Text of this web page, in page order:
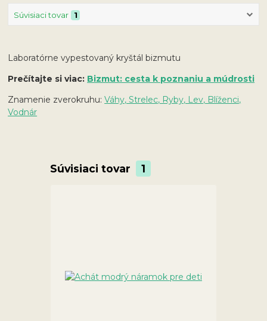
Súvisiaci tovar 1
Laboratórne vypestovaný kryštál bizmutu
Prečítajte si viac: Bizmut: cesta k poznaniu a múdrosti
Znamenie zverokruhu:Váhy, Strelec, Ryby, Lev, Blíženci,
Vodnár
Súvisiaci tovar 1